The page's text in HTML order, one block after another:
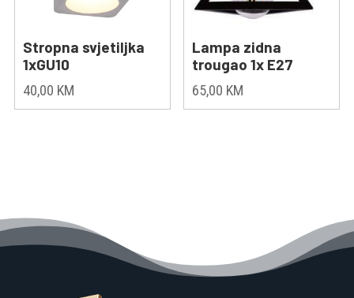
Stropna svjetiljka
1xGU10
40,00 KM
Lampa zidna
trougao 1x E27
65,00 KM